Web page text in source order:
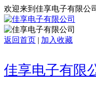
欢迎来到佳享电子有限公
返回首页 | 加入收藏
佳享电子有限